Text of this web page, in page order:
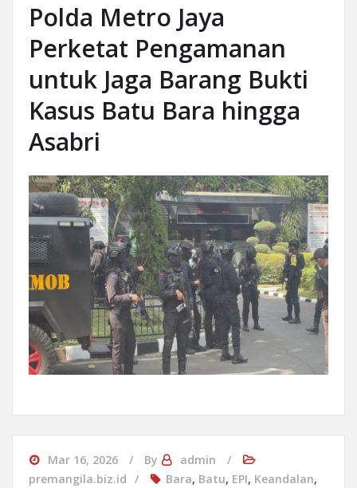
Polda Metro Jaya
Perketat Pengamanan
untuk Jaga Barang Bukti
Kasus Batu Bara hingga
Asabri
Mar 16, 2026 By
admin
premangila.biz.id
Bara, Batu, EPI, Keandalan,